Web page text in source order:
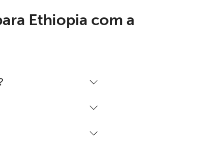
Ethiopia com a